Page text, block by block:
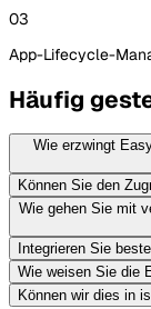
03
App-Lifecycle-
Häufig
Wie erzwingt
Können Sie den
Wie gehen Sie mit
Integrieren Sie
Wie weisen Sie die
Können wir dies in